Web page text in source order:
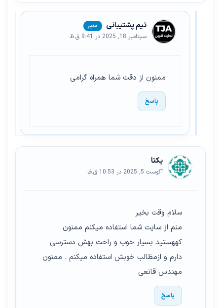
تیم پشتیبانی
سپتامبر 18, 2025 در 9:41 ق.ظ
ممنون از دقت شما همراه گرامی
پاسخ
یکتا
آگوست 5, 2025 در 10:53 ق.ظ
سلام وقت بخیر
منم از سایت شما استفاده میکنم ممنون
کههستید بسیار خوب و راحت بهش دسترسی
دارم و ازمظالب خوبش استفاده میکنم . ممنون
مهندس قانعی
پاسخ